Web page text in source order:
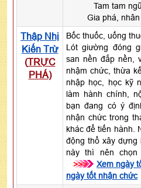
Tam tam
Gia phá,
Thập Nhị
Kiến Trừ
(TRỰC
PHÁ)
Bốc thuốc, uống
Lót giường đóng
san nền đắp nền,
nhậm chức, thừa
nhập học, học kỹ
làm hành chính,
bạn đang có ý
nhận chức trong
khác để tiến hành.
động thổ xây dựng
này thì nên
>>>
Xem ngày
ngày tốt nhận chức